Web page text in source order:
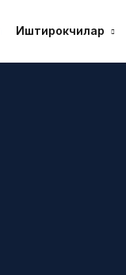
Иштирокчилар